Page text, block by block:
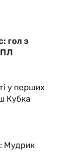
гол з
у перших
Кубка
Мудрик